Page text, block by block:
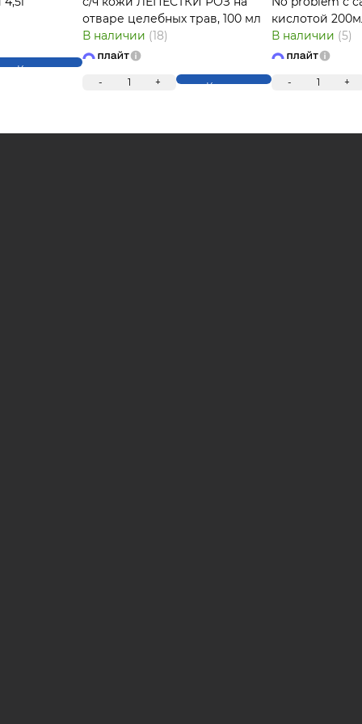
Купить
отваре целебных трав, 100 мл
В наличии (18)
- 1 + Купить
кислотой
В наличии (5)
- 1 +